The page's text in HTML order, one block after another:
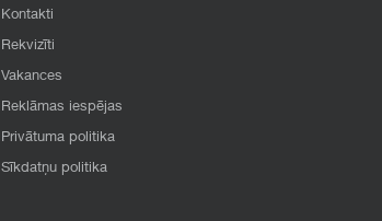
Kontakti
Rekvizīti
Vakances
Reklāmas iespējas
Privātuma politika
Sīkdatņu politika